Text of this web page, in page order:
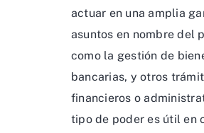
actuar en una amplia
asuntos en nombre del
como la gestión de
bancarias, y otros
financieros o
tipo de poder es útil en